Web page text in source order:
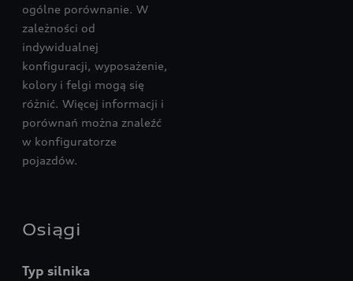
ogólne porównanie. W
zależności od
indywidualnej
konfiguracji, wyposażenie,
kolory i felgi mogą się
różnić. Więcej informacji i
porównań można znaleźć
w konfiguratorze
pojazdów.
Osiągi
Typ silnika